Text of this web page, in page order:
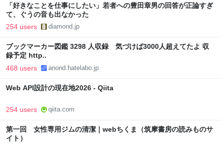
「好きなことを仕事にしたい」若者への豊田章男の回答が正論すぎ
て、ぐうの音も出なかった
254 users diamond.jp
ブックマーカー図鑑 3298 人収録 気づけば3000人超えてたよ 収
録予定 http..
468 users anond.hatelabo.jp
Web API設計の現在地2026 - Qiita
254 users qiita.com
第一回 女性専用ジムの清潔｜webちくま（筑摩書房の読みものサ
イト）